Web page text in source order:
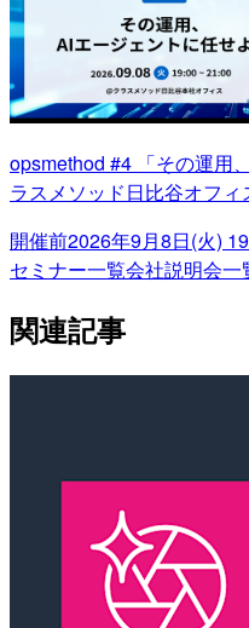
opsmethod #4 「その運用
ラスメソッド日比谷オフィ
開催前2026年9月8日(火)
セミナー一覧会社説明会一
関連記事